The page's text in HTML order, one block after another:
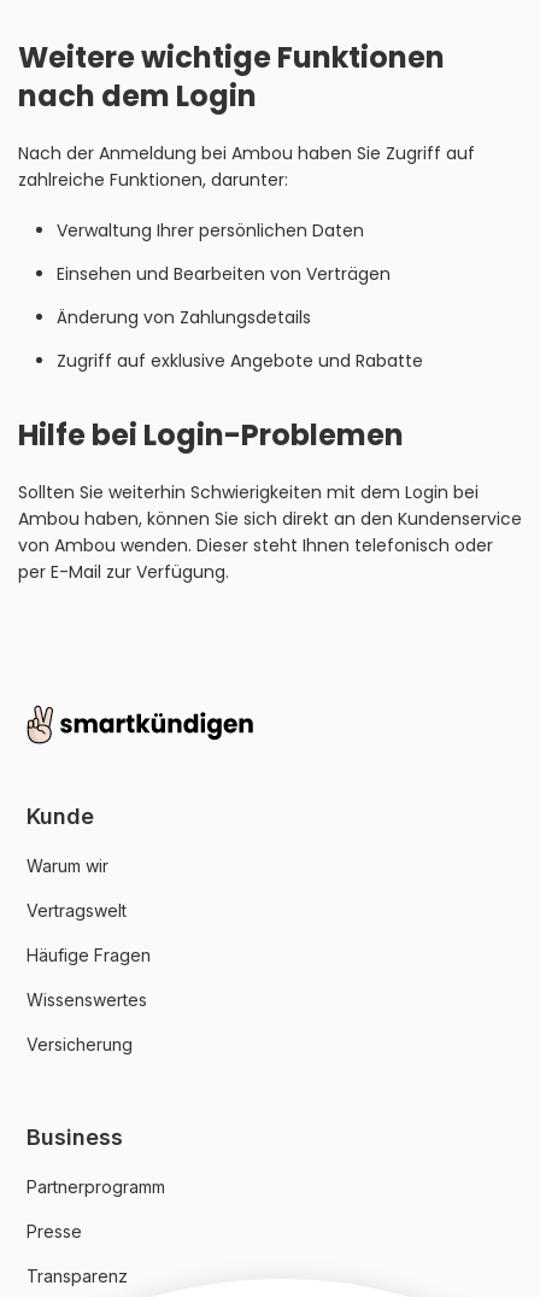
Weitere wichtige Funktionen
nach dem Login
Nach der Anmeldung bei Ambou haben Sie Zugriff auf
zahlreiche Funktionen, darunter:
Verwaltung Ihrer persönlichen Daten
Einsehen und Bearbeiten von Verträgen
Änderung von Zahlungsdetails
Zugriff auf exklusive Angebote und Rabatte
Hilfe bei Login-Problemen
Sollten Sie weiterhin Schwierigkeiten mit dem Login bei
Ambou haben, können Sie sich direkt an den Kundenservice
von Ambou wenden. Dieser steht Ihnen telefonisch oder
per E-Mail zur Verfügung.
Kunde
Warum wir
Vertragswelt
Häufige Fragen
Wissenswertes
Versicherung
Business
Partnerprogramm
Presse
Transparenz